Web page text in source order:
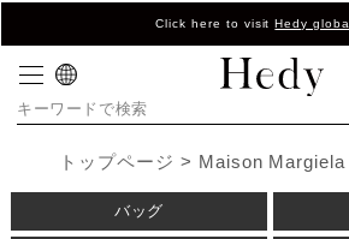
Click here to visitHedy
トップページ Maison Margiela
バッグ